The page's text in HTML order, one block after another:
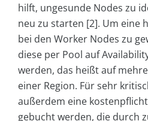
hilft, ungesunde Nodes zu
neu zu starten [2]. Um eine
bei den Worker Nodes zu
diese per Pool auf
werden, das heißt auf
einer Region. Für sehr
außerdem eine
gebucht werden, die durch